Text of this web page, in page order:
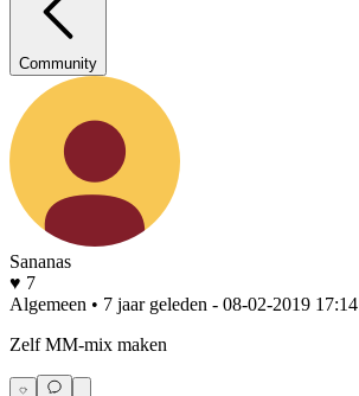
Community
Sananas
♥ 7
Algemeen • 7 jaar geleden - 08-02-2019 17:14
Zelf MM-mix maken